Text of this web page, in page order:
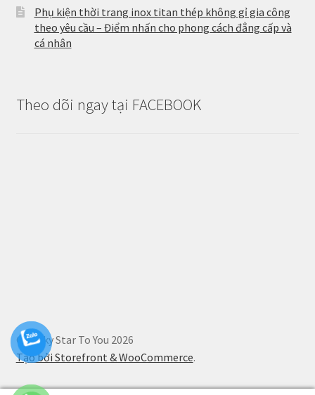
Phụ kiện thời trang inox titan thép không gỉ gia công
theo yêu cầu – Điểm nhấn cho phong cách đẳng cấp và
cá nhân
Theo dõi ngay tại FACEBOOK
© Lucky Star To You 2026
Tạo bởi Storefront & WooCommerce.